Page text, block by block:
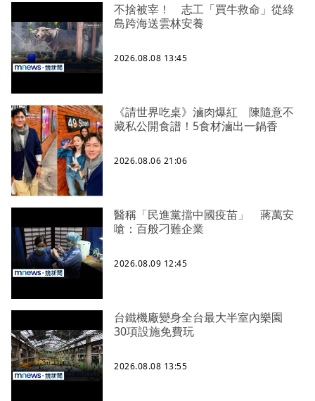
不捨被宰！ 志工「買牛救命」從綠
島跨海送雲林安養
2026.08.08 13:45
《請世界吃桌》滷肉爆紅 陳隨意不
藏私公開食譜！5食材滷出一鍋香
2026.08.06 21:06
醫稱「民進黨擋中國疫苗」 蔣萬安
嗆：百般刁難企業
2026.08.09 12:45
台鐵機廠變身全台最大半室內樂園
30項設施免費玩
2026.08.08 13:55